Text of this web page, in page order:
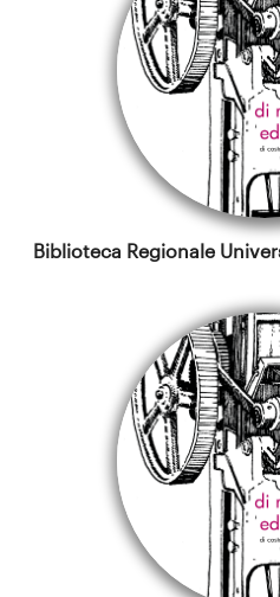
Biblioteca Regionale